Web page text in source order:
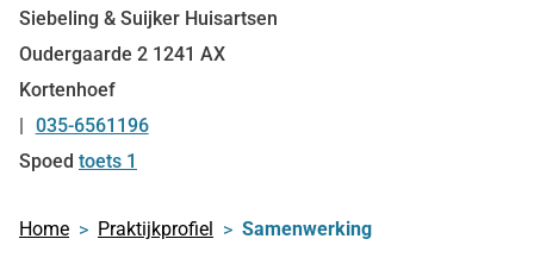
Siebeling & Suijker Huisartsen
Oudergaarde 2 1241 AX
Kortenhoef
Tel:
035-6561196
Spoed toets 1
Home Praktijkprofiel Samenwerking